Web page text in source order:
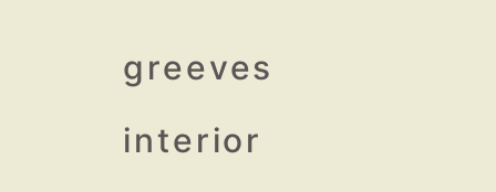
greeves
interior